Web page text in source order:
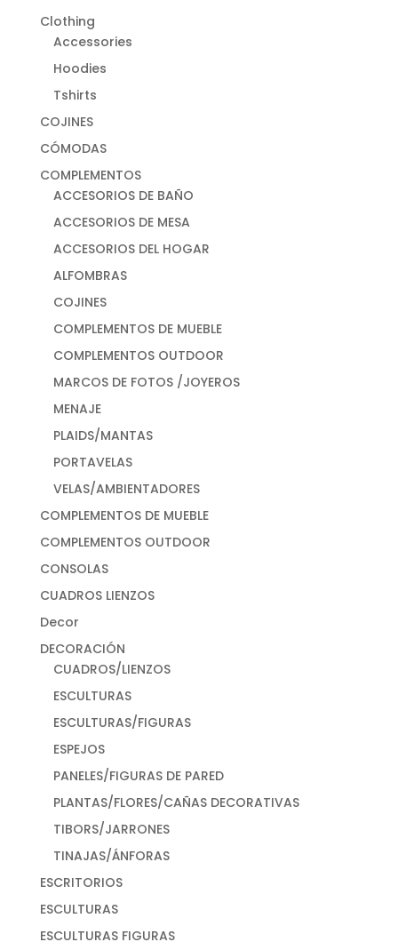
Clothing
Accessories
Hoodies
Tshirts
COJINES
CÓMODAS
COMPLEMENTOS
ACCESORIOS DE BAÑO
ACCESORIOS DE MESA
ACCESORIOS DEL HOGAR
ALFOMBRAS
COJINES
COMPLEMENTOS DE MUEBLE
COMPLEMENTOS OUTDOOR
MARCOS DE FOTOS /JOYEROS
MENAJE
PLAIDS/MANTAS
PORTAVELAS
VELAS/AMBIENTADORES
COMPLEMENTOS DE MUEBLE
COMPLEMENTOS OUTDOOR
CONSOLAS
CUADROS LIENZOS
Decor
DECORACIÓN
CUADROS/LIENZOS
ESCULTURAS
ESCULTURAS/FIGURAS
ESPEJOS
PANELES/FIGURAS DE PARED
PLANTAS/FLORES/CAÑAS DECORATIVAS
TIBORS/JARRONES
TINAJAS/ÁNFORAS
ESCRITORIOS
ESCULTURAS
ESCULTURAS FIGURAS